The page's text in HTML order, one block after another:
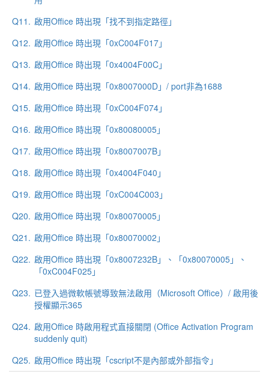
Q11. 啟用Office 時出現「找不到指定路徑」
Q12. 啟用Office 時出現「0xC004F017」
Q13. 啟用Office 時出現「0x4004F00C」
Q14. 啟用Office 時出現「0x8007000D」/ port非為1688
Q15. 啟用Office 時出現「0xC004F074」
Q16. 啟用Office 時出現「0x80080005」
Q17. 啟用Office 時出現「0x8007007B」
Q18. 啟用Office 時出現「0x4004F040」
Q19. 啟用Office 時出現「0xC004C003」
Q20. 啟用Office 時出現「0x80070005」
Q21. 啟用Office 時出現「0x80070002」
Q22. 啟用Office 時出現「0x8007232B」、「0x80070005」、
「0xC004F025」
Q23. 已登入過微軟帳號導致無法啟用（Microsoft Office）/ 啟用後
授權顯示365
Q24. 啟用Office 時啟用程式直接關閉 (Office Activation Program
suddenly quit)
Q25. 啟用Office 時出現「cscript不是內部或外部指令」